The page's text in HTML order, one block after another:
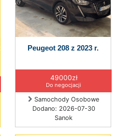
Peugeot 208 z 2023 r.
49000zł
Do negocjacji
Samochody Osobowe
Dodano: 2026-07-30
Sanok